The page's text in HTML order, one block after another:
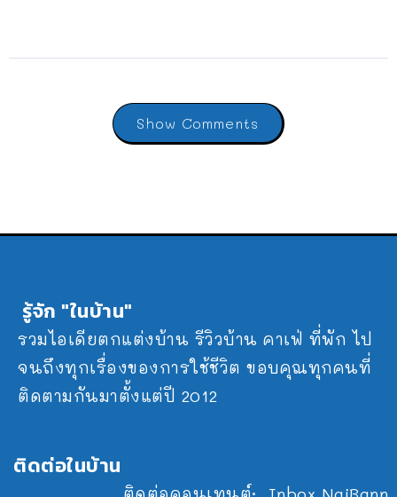
Show Comments
รู้จัก "ในบ้าน"
รวมไอเดียตกแต่งบ้าน รีวิวบ้าน คาเฟ่ ที่พัก ไป
จนถึงทุกเรื่องของการใช้ชีวิต ขอบคุณทุกคนที่
ติดตามกันมาตั้งแต่ปี 2012
ติดต่อในบ้าน